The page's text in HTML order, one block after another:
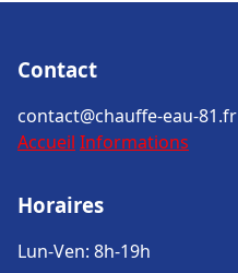
Contact
contact@chauffe-eau-81.fr
Accueil Informations
Horaires
Lun-Ven: 8h-19h